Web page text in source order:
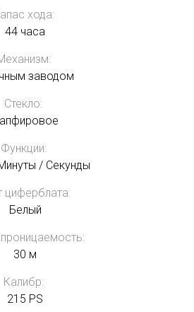
хода:
44 часа
заводом
Стекло:
Функции:
/ Секунды
циферблата:
Белый
30 м
Калибр:
215 PS